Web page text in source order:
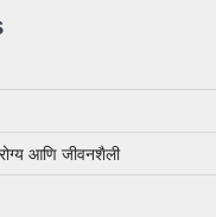
आणि जीवनशैली